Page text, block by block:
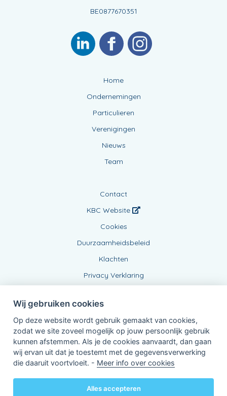
BE0877670351
Home
Ondernemingen
Particulieren
Verenigingen
Nieuws
Team
Contact
KBC Website
Cookies
Duurzaamheidsbeleid
Klachten
Privacy Verklaring
Verbonden Agent, BE0877670351
van KBC Verzekeringen nv
3000 Leuven - Belgie
BTW BE 0403.552.563 - RPR Leuven
Wij gebruiken cookies
Op deze website wordt gebruik gemaakt van cookies,
zodat we site zoveel mogelijk op jouw persoonlijk gebruik
kunnen afstemmen. Als je de cookies aanvaardt, dan gaan
wij ervan uit dat je toestemt met de gegevensverwerking
die daaruit voortvloeit. - Meer info over cookies
Alles accepteren